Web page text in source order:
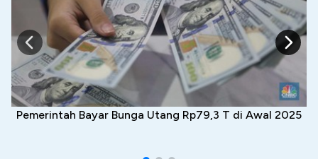
Pemerintah Bayar Bunga Utang Rp79,3 T di Awal 2025